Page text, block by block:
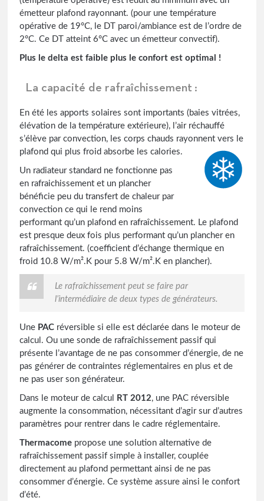
émetteur plafond rayonnant. (pour une température
opérative de 19°C, le DT paroi/ambiance est de l’ordre de
2°C. Ce DT atteint 6°C avec un émetteur convectif).
Plus le delta est faible plus le confort est optimal !
La capacité de rafraîchissement :
En été les apports solaires sont importants (baies vitrées,
élévation de la température extérieure), l’air réchauffé
s’élève par convection, les corps chauds rayonnent vers le
plafond qui plusfroid absorbe les calories.
Un radiateur standard ne fonctionne pas
en rafraichissement et un plancher
bénéficie peu du transfert de chaleur par
convection ce qui le rend moins
performant qu’un plafond en rafraîchissement. Le plafond
est presque deux fois plus performant qu’un plancher en
rafraîchissement. (coefficient d’échange thermique en
froid 10.8 W/m².K pour 5.8 W/m².K en plancher).
Le rafraîchissement peut se faire par
l’intermédiaire de deux types de générateurs.
Une PAC réversible si elle est déclarée dans le moteur de
calcul. Ou une sonde de rafraîchissement passif qui
présente l’avantage de ne pas consommer d’énergie, de ne
pas générer de contraintes réglementaires en plus et de
ne pas user son générateur.
Dans le moteur de calcul RT 2012, une PAC réversible
augmente la consommation, nécessitant d’agir sur d’autres
paramètres pour rentrer dans le cadre réglementaire.
Thermacome propose une solution alternative de
rafraîchissement passif simple à installer, couplée
directement au plafond permettant ainsi de ne pas
consommer d’énergie. Ce système assure ainsi le confort
d’été.